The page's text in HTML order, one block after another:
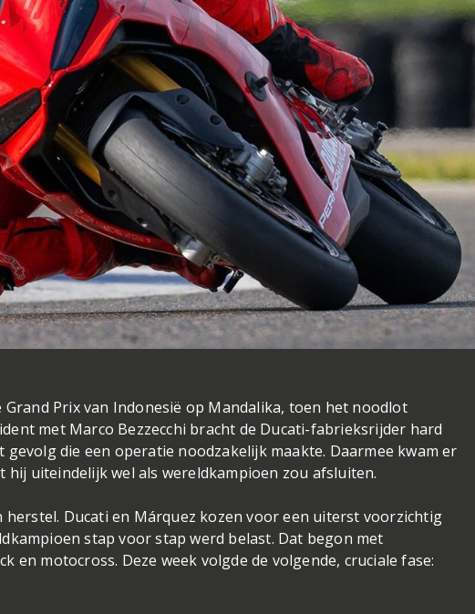
Prix van Indonesië op Mandalika, toen het noodlot
met Marco Bezzecchi bracht de Ducati-fabrieksrijder hard
die een operatie noodzakelijk maakte. Daarmee kwam er
hij uiteindelijk wel als wereldkampioen zou afsluiten.
herstel. Ducati en Márquez kozen voor een uiterst voorzichtig
stap voor stap werd belast. Dat begon met
en motocross. Deze week volgde de volgende, cruciale fase: